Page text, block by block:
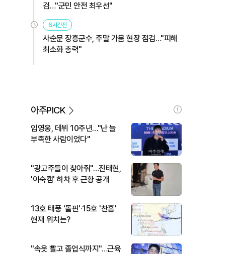
검…"군민 안전 최우선"
6시간전
사순문 장흥군수, 주말 가뭄 현장 점검…"피해
최소화 총력"
아주PICK
임영웅, 데뷔 10주년…"난 늘
부족한 사람이었다"
"광고주들이 찾아줘"…진태현,
'이숙캠' 하차 후 근황 공개
13호 태풍 '돌핀'·15호 '찬홈'
현재 위치는?
"속옷 빨고 졸업식까지"…근육